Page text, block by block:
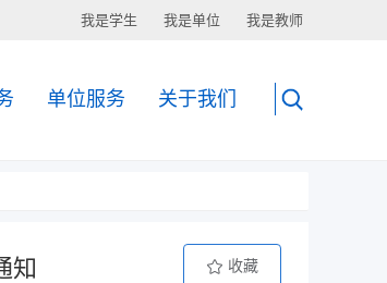
我是学生 我是单位 我是教师
单位服务 关于我们
知 收藏